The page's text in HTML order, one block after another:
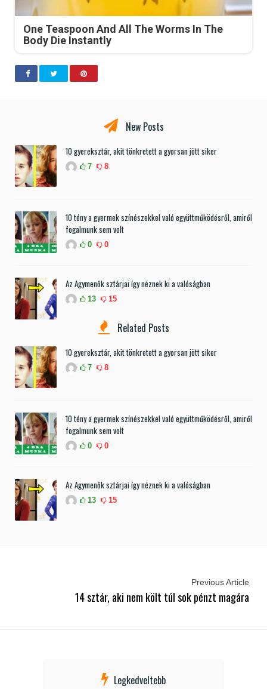
One Teaspoon And All The Worms In The
Body Die Instantly
New Posts
10 gyereksztár, akit tönkretett a gyorsan jött siker
7 8
10 tény a gyermek színészekkel való együttműködésről, amiről
fogalmunk sem volt
0 0
Az Agymenők sztárjai így néznek ki a valóságban
13 15
Related Posts
10 gyereksztár, akit tönkretett a gyorsan jött siker
7 8
10 tény a gyermek színészekkel való együttműködésről, amiről
fogalmunk sem volt
0 0
Az Agymenők sztárjai így néznek ki a valóságban
13 15
Previous Article
14 sztár, aki nem költ túl sok pénzt magára
Legkedveltebb